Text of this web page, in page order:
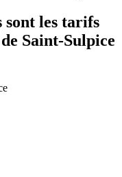
sont les tarifs
Saint-Sulpice